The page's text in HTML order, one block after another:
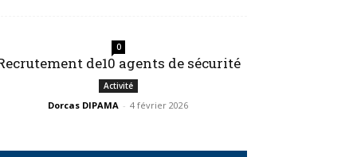
0
de10 agents de sécurité
Activité
Dorcas DIPAMA - 4 février 2026